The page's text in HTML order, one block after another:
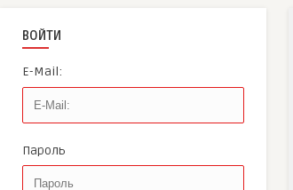
ВОЙТИ
E-Mail:
Пароль